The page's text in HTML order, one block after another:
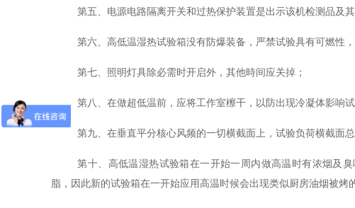
第五、电源电路隔离开关和过热保护装置是出示该机检测品及
第六、高低温湿热试验箱没有防爆装备，严禁试验具有可燃性
第七、照明灯具除必需时开启外，其他時间应关掉；
第八、在做超低温前，应将工作室檫干，以防出现冷凝体影响试
第九、在垂直平分核心风频的一切横截面上，试验负荷横截面
第十、高低温湿热试验箱在一开始一周内做高温时有浓烟及
脂，因此新的试验箱在一开始应用高温时候会出现类似厨房油烟被烤